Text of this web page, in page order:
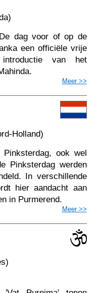
dag voor of op de
een officiële vrije
van het
Meer >>
Holland)
ook wel
Pinksterdag werden
In verschillende
hier aandacht aan
in Purmerend.
Meer >>